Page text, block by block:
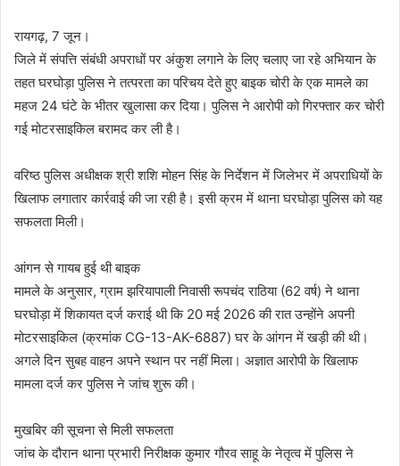
रायगढ़, 7 जून।
जिले में संपत्ति संबंधी अपराधों पर अंकुश लगाने के लिए चलाए जा रहे अभियान के
तहत घरघोड़ा पुलिस ने तत्परता का परिचय देते हुए बाइक चोरी के एक मामले का
महज 24 घंटे के भीतर खुलासा कर दिया। पुलिस ने आरोपी को गिरफ्तार कर चोरी
गई मोटरसाइकिल बरामद कर ली है।
वरिष्ठ पुलिस अधीक्षक श्री शशि मोहन सिंह के निर्देशन में जिलेभर में अपराधियों के
खिलाफ लगातार कार्रवाई की जा रही है। इसी क्रम में थाना घरघोड़ा पुलिस को यह
सफलता मिली।
आंगन से गायब हुई थी बाइक
मामले के अनुसार, ग्राम झरियापाली निवासी रूपचंद राठिया (62 वर्ष) ने थाना
घरघोड़ा में शिकायत दर्ज कराई थी कि 20 मई 2026 की रात उन्होंने अपनी
मोटरसाइकिल (क्रमांक CG-13-AK-6887) घर के आंगन में खड़ी की थी।
अगले दिन सुबह वाहन अपने स्थान पर नहीं मिला। अज्ञात आरोपी के खिलाफ
मामला दर्ज कर पुलिस ने जांच शुरू की।
मुखबिर की सूचना से मिली सफलता
जांच के दौरान थाना प्रभारी निरीक्षक कुमार गौरव साहू के नेतृत्व में पुलिस ने